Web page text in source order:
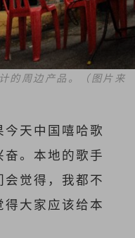
的周边产品。（图片来
天中国嘻哈歌
。本地的歌手
觉得，我都不
大家应该给本